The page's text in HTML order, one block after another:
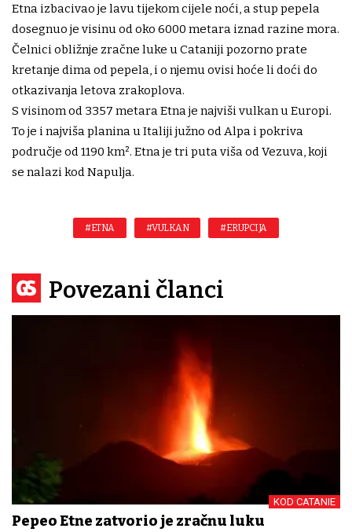
Etna izbacivao je lavu tijekom cijele noći, a stup pepela
dosegnuo je visinu od oko 6000 metara iznad razine mora.
Čelnici obližnje zračne luke u Cataniji pozorno prate
kretanje dima od pepela, i o njemu ovisi hoće li doći do
otkazivanja letova zrakoplova.
S visinom od 3357 metara Etna je najviši vulkan u Europi.
To je i najviša planina u Italiji južno od Alpa i pokriva
područje od 1190 km². Etna je tri puta viša od Vezuva, koji
se nalazi kod Napulja.
#ETNA #VULKAN #ERUPCIJA
Povezani članci
KOD CATANIE
Pepeo Etne zatvorio je zračnu luku